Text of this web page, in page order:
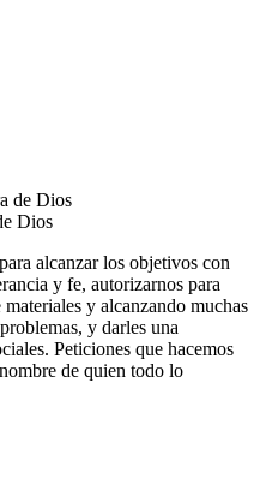
Dios
alcanzar los objetivos con
y fe, autorizarnos para
y alcanzando muchas
y darles una
Peticiones que hacemos
de quien todo lo